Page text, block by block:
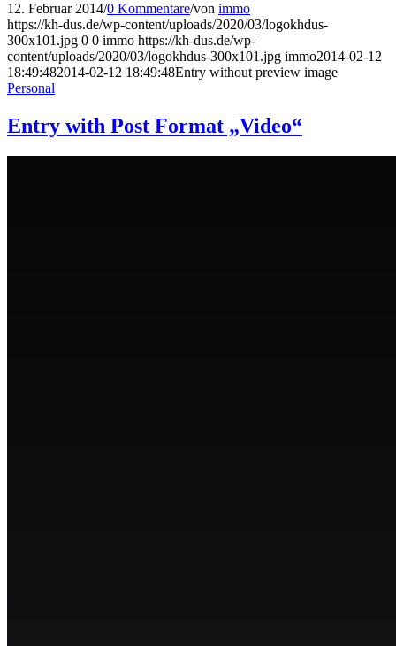
12. Februar 2014/0 Kommentare/von immo
https://kh-dus.de/wp-content/uploads/2020/03/logokhdus-
300x101.jpg 0 0 immo https://kh-dus.de/wp-
content/uploads/2020/03/logokhdus-300x101.jpg immo2014-02-12
18:49:482014-02-12 18:49:48Entry without preview image
Personal
Entry with Post Format „Video“